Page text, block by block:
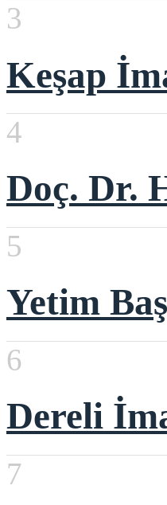
3
Keşap
4
Doç. Dr.
5
Yetim
6
Dereli
7